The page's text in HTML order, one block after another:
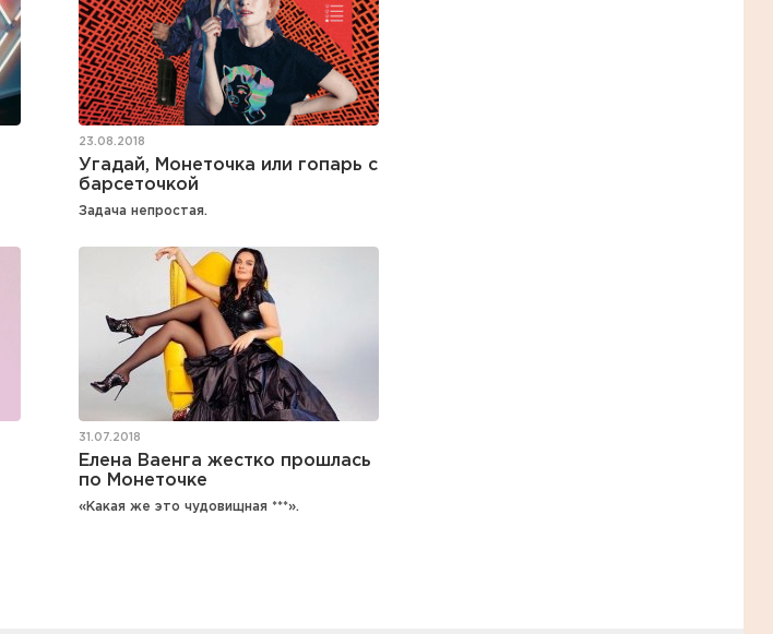
23.08.2018
Угадай, Монеточка или гопарь с
барсеточкой
Задача непростая.
31.07.2018
Елена Ваенга жестко прошлась
по Монеточке
«Какая же это чудовищная ***».